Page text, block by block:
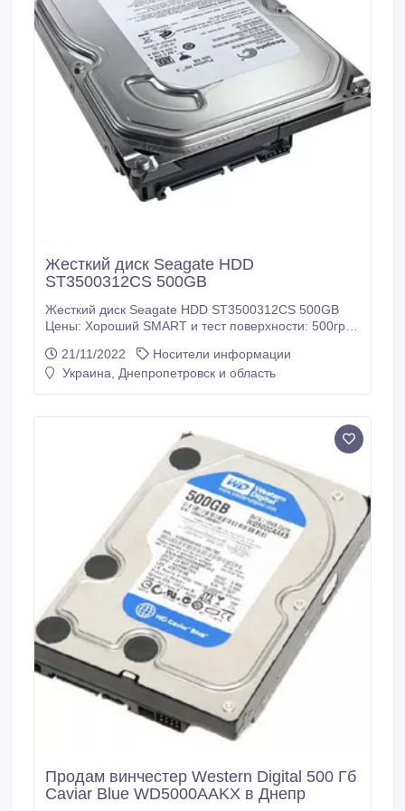
Жесткий диск Seagate HDD
ST3500312CS 500GB
Жесткий диск Seagate HDD ST3500312CS 500GB
Цены: Хороший SMART и тест поверхности: 500грн/
до 100: 400грн/шт Хороший тест поверхности,
SMART с reallocated от 100 до 200: 350грн/шт
Хороший тест поверхности, SMART с reallocated от
800 и больше: 200грн/шт www.
21/11/2022
Носители информации
Украина, Днепропетровск и область
Продам винчестер Western Digital 500 Гб
Caviar Blue WD5000AAKX в Днепр